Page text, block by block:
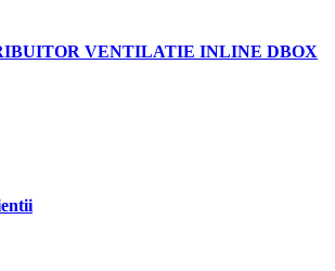
VENTILATIE INLINE DBOX